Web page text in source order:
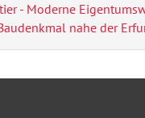
- Moderne
nahe der